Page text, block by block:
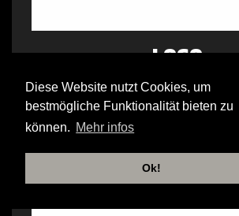
Diese Website nutzt Cookies, um
bestmögliche Funktionalität bieten zu
können. Mehr infos
Ok!
LOGO
HECKSCHEIBENAUFKLEBER AUSSEN